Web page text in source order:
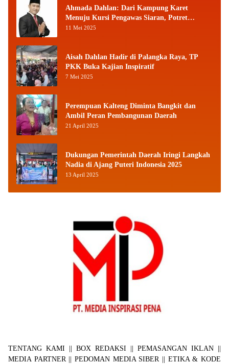
Ahmada Dahlan: Dari Kampung Karet
Menuju Kursi Pengawas Siaran, Potret
Pejuang Muda Kalimantan Tengah
11 Mei 2025
Aisah Dahlan Hadir di Palangka Raya, TP
PKK Buka Kajian Inspiratif
7 Mei 2025
Perempuan Kalteng Diminta Bangkit dan
Ambil Peran Pembangunan Daerah
21 April 2025
Dukungan Pemerintah Daerah Iringi Langkah
Nadia di Ajang Puteri Indonesia 2025
13 April 2025
TENTANG KAMI BOX REDAKSI PEMASANGAN IKLAN
MEDIA PARTNER ||PEDOMAN MEDIA SIBER ETIKA & KODE